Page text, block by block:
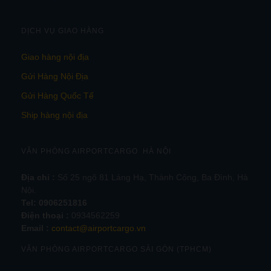
DỊCH VỤ GIAO HÀNG
Giao hàng nội địa
Gửi Hàng Nội Địa
Gửi Hàng Quốc Tế
Ship hàng nội địa
VĂN PHÒNG AIRPORTCARGO HÀ NỘI
contact@airportcargo.vn
VĂN PHÒNG AIRPORTCARGO SÀI GÒN (TPHCM)